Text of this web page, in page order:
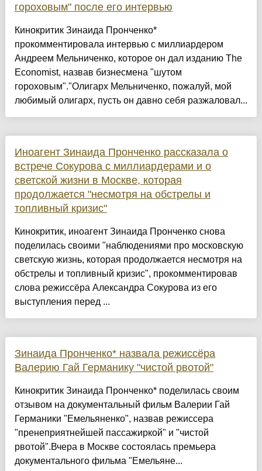
гороховым" после его интервью
Кинокритик Зинаида Пронченко*
прокомментировала интервью с миллиардером
Андреем Мельниченко, которое он дал изданию The
Economist, назвав бизнесмена "шутом
гороховым"."Олигарх Мельниченко, пожалуй, мой
любимый олигарх, пусть он давно себя разжаловал...
Иноагент Зинаида Пронченко рассказала о
встрече Сокурова с миллиардерами и о
светской жизни в Москве, которая
продолжается "несмотря на обстрелы и
топливный кризис"
Кинокритик, иноагент Зинаида Пронченко снова
поделилась своими "наблюдениями про московскую
светскую жизнь, которая продолжается несмотря на
обстрелы и топливный кризис", прокомментировав
слова режиссёра Александра Сокурова из его
выступления перед ...
Зинаида Пронченко* назвала режиссёра
Валерию Гай Германику "чистой рвотой"
Кинокритик Зинаида Пронченко* поделилась своим
отзывом на документальный фильм Валерии Гай
Германики "Емельяненко", назвав режиссера
"пренеприятнейшей пассажиркой" и "чистой
рвотой".Вчера в Москве состоялась премьера
документального фильма "Емельяне...